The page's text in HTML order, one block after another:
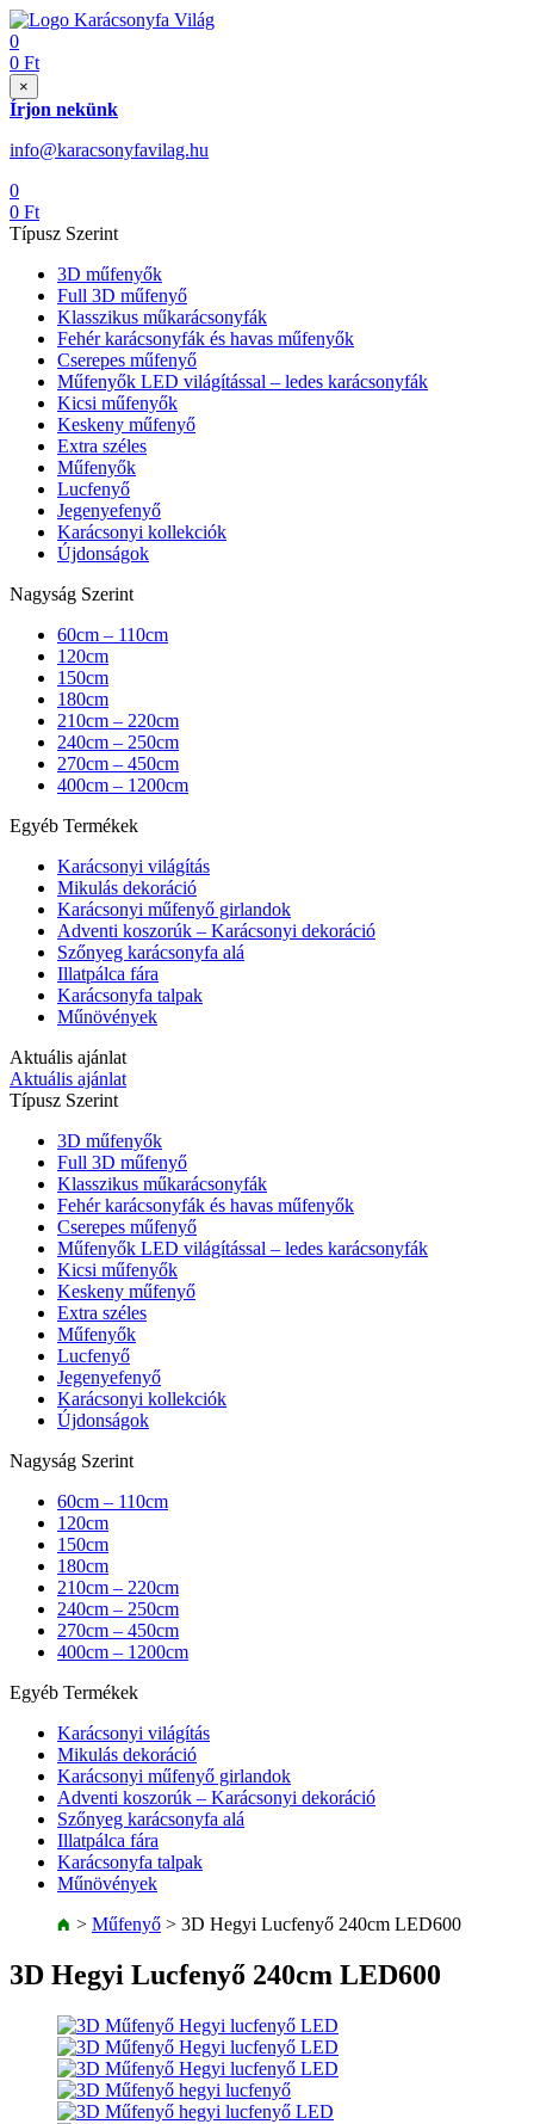
0
0 Ft
×
Írjon nekünk
info@karacsonyfavilag.hu
0
0 Ft
Típusz Szerint
3D műfenyők
Full 3D műfenyő
Klasszikus műkarácsonyfák
Fehér karácsonyfák és havas műfenyők
Cserepes műfenyő
Műfenyők LED világítással – ledes karácsonyfák
Kicsi műfenyők
Keskeny műfenyő
Extra széles
Műfenyők
Lucfenyő
Jegenyefenyő
Karácsonyi kollekciók
Újdonságok
Nagyság Szerint
60cm – 110cm
120cm
150cm
180cm
210cm – 220cm
240cm – 250cm
270cm – 450cm
400cm – 1200cm
Egyéb Termékek
Karácsonyi világítás
Mikulás dekoráció
Karácsonyi műfenyő girlandok
Adventi koszorúk – Karácsonyi dekoráció
Szőnyeg karácsonyfa alá
Illatpálca fára
Karácsonyfa talpak
Műnövények
Aktuális ajánlat
Aktuális ajánlat
Típusz Szerint
3D műfenyők
Full 3D műfenyő
Klasszikus műkarácsonyfák
Fehér karácsonyfák és havas műfenyők
Cserepes műfenyő
Műfenyők LED világítással – ledes karácsonyfák
Kicsi műfenyők
Keskeny műfenyő
Extra széles
Műfenyők
Lucfenyő
Jegenyefenyő
Karácsonyi kollekciók
Újdonságok
Nagyság Szerint
60cm – 110cm
120cm
150cm
180cm
210cm – 220cm
240cm – 250cm
270cm – 450cm
400cm – 1200cm
Egyéb Termékek
Karácsonyi világítás
Mikulás dekoráció
Karácsonyi műfenyő girlandok
Adventi koszorúk – Karácsonyi dekoráció
Szőnyeg karácsonyfa alá
Illatpálca fára
Karácsonyfa talpak
Műnövények
> Műfenyő > 3D Hegyi Lucfenyő 240cm LED600
3D Hegyi Lucfenyő 240cm LED600